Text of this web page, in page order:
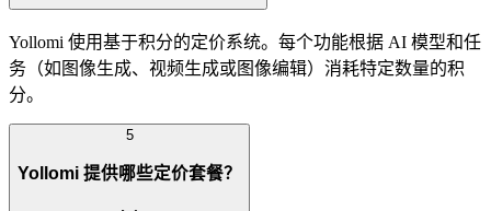
Yollomi 使用基于积分的定价系统。每个功能根据 AI 模型和任
务（如图像生成、视频生成或图像编辑）消耗特定数量的积
分。
5
Yollomi 提供哪些定价套餐？